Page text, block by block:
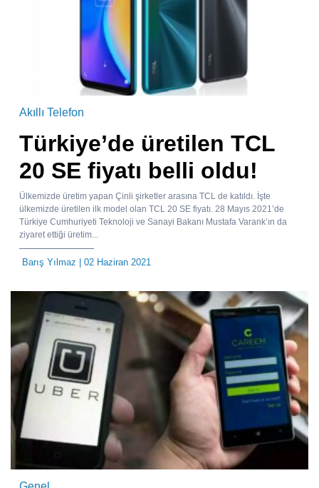
Akıllı Telefon
Türkiye’de üretilen TCL
20 SE fiyatı belli oldu!
Ülkemizde üretim yapan Çinli şirketler arasına TCL de katıldı. İşte
ülkemizde üretilen ilk model olan TCL 20 SE fiyatı. 28 Mayıs 2021’de
Türkiye Cumhuriyeti Teknoloji ve Sanayi Bakanı Mustafa Varank’ın da
ziyaret ettiği üretim...
Barış Yılmaz | 02 Haziran 2021